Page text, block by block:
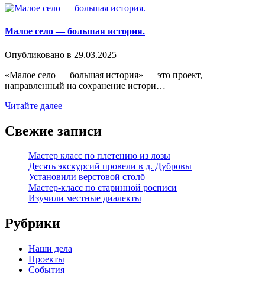
Малое село — большая история.
Опубликовано в 29.03.2025
«Малое село — большая история» — это проект,
направленный на сохранение истори…
Читайте далее
Свежие записи
Мастер класс по плетению из лозы
Десять экскурсий провели в д. Дубровы
Установили верстовой столб
Мастер-класс по старинной росписи
Изучили местные диалекты
Рубрики
Наши дела
Проекты
События